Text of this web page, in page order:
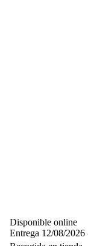
Disponible online
Entrega 12/08/